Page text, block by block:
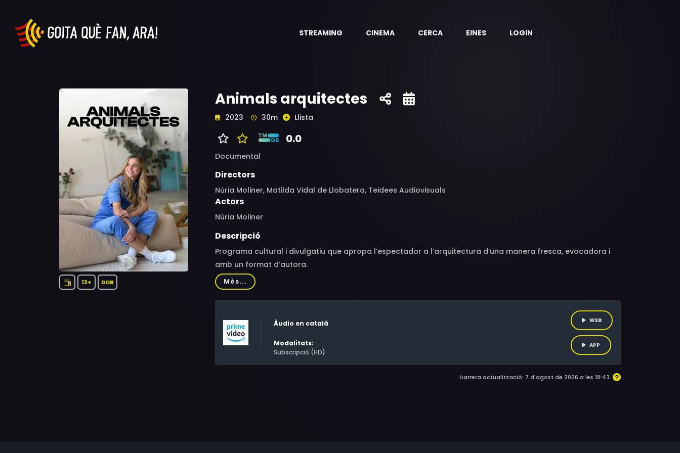
STREAMING CINEMA CERCA EINES LOGIN
13+ DOB
Animals arquitectes
2023 30m Llista
0.0
Documental
Directors
Núria Moliner, Matilda Vidal de Llobatera, Teidees Audiovisuals
Actors
Núria Moliner
Descripció
Programa cultural i divulgatiu que apropa l’espectador a l’arquitectura d’una manera fresca, evocadora i
amb un format d’autora.
Més...
Àudio en català
Modalitats:
Subscripció (HD)
WEB
APP
Darrera actualització: 7 d'agost de 2026 a les 18:43